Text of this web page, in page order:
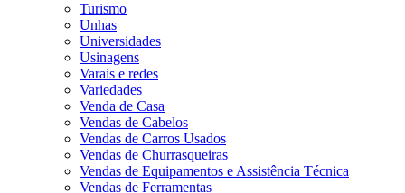
Turismo
Unhas
Universidades
Usinagens
Varais e redes
Variedades
Venda de Casa
Vendas de Cabelos
Vendas de Carros Usados
Vendas de Churrasqueiras
Vendas de Equipamentos e Assistência Técnica
Vendas de Ferramentas